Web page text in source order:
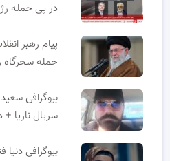
در پی حمله
پیام رهبر
حمله سحرگاه
بیوگرافی
سریال
بیوگرافی